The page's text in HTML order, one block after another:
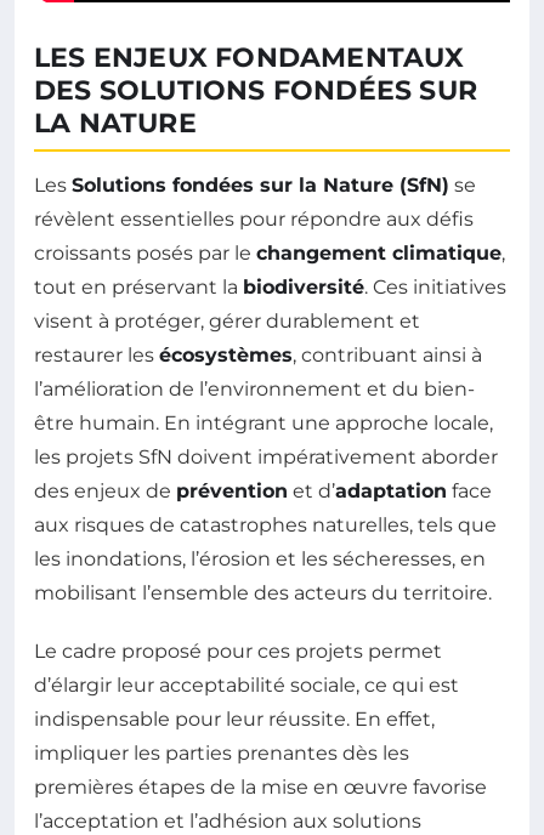
LES ENJEUX FONDAMENTAUX
DES SOLUTIONS FONDÉES SUR
LA NATURE
Les Solutions fondées sur la Nature (SfN) se
révèlent essentielles pour répondre aux défis
croissants posés par le changement climatique,
tout en préservant la biodiversité. Ces initiatives
visent à protéger, gérer durablement et
restaurer les écosystèmes, contribuant ainsi à
l’amélioration de l’environnement et du bien-
être humain. En intégrant une approche locale,
les projets SfN doivent impérativement aborder
des enjeux de prévention et d’adaptation face
aux risques de catastrophes naturelles, tels que
les inondations, l’érosion et les sécheresses, en
mobilisant l’ensemble des acteurs du territoire.
Le cadre proposé pour ces projets permet
d’élargir leur acceptabilité sociale, ce qui est
indispensable pour leur réussite. En effet,
impliquer les parties prenantes dès les
premières étapes de la mise en œuvre favorise
l’acceptation et l’adhésion aux solutions